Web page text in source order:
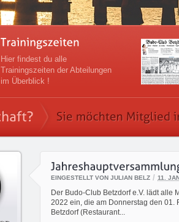
Hier findest du alle
Trainingszeiten der Abteilungen
im Überblick !
EINGESTELLT VON JULIAN BELZ / 11.
Der Budo-Club Betzdorf e.V. lädt alle
2022 ein, die am Donnerstag den 01.
Betzdorf (Restaurant...